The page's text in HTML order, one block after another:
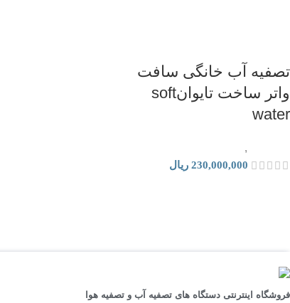
تصفیه آب خانگی سافت
واتر ساخت تایوانsoft
water
,
230,000,000 ریال
فروشگاه اینترنتی دستگاه های تصفیه آب و تصفیه هوا